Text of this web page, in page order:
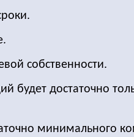
собственности.
будет достаточно
минимального